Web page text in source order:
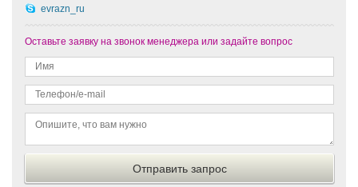
evrazn_ru
Оставьте заявку на звонок менеджера или задайте вопрос